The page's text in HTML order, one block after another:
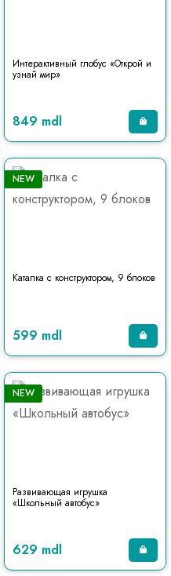
Интерактивный глобус «Открой и
узнай мир»
849 mdl
NEW
Каталка с конструктором, 9 блоков
599 mdl
NEW
Развивающая игрушка
«Школьный автобус»
629 mdl